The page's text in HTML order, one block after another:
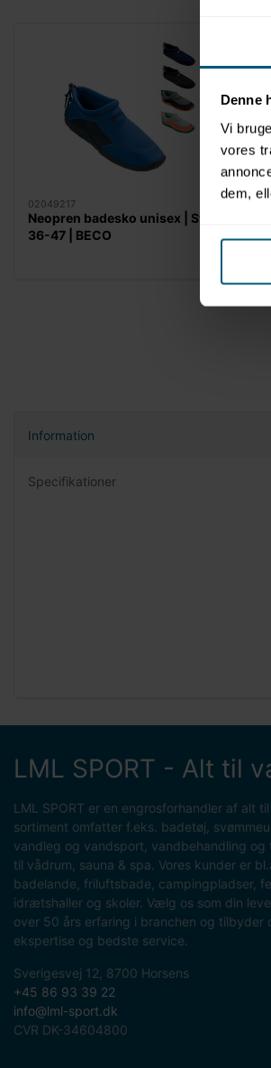
Denne
Vi
vores
dem,
02049217
Neopren badesko unisex | Str.
36-47 | BECO
Information
Specifikationer
LML SPORT - Alt til
LML SPORT er en engrosforhandler af alt
sortiment omfatter f.eks. badetøj,
vandleg og vandsport, vandbehandling og
til vådrum, sauna & spa. Vores kunder er
badelande, friluftsbade, campingpladser,
idrætshaller og skoler. Vælg os som din
over 50 års erfaring i branchen og tilbyder
ekspertise og bedste service.
Sverigesvej 12, 8700 Horsens
+45 86 93 39 22
info@lml-sport.dk
CVR DK-34604800